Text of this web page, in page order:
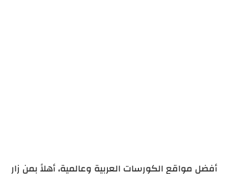
أفضل مواقع الكورسات العربية وعالمية، أهلاً بمن زار